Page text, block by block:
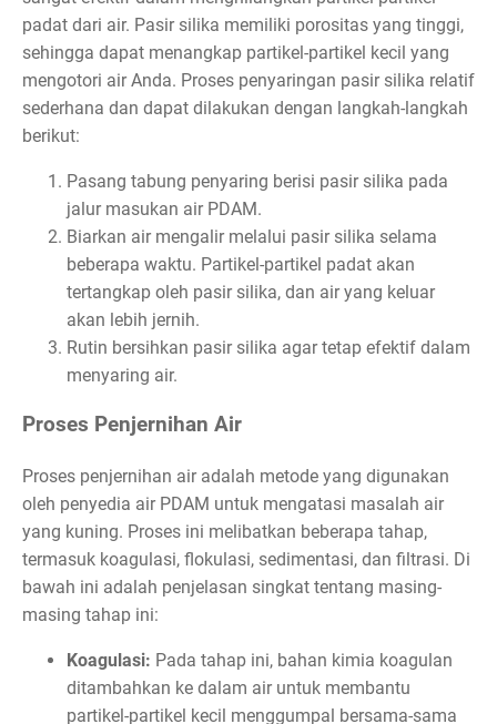
padat dari air. Pasir silika memiliki porositas yang tinggi,
sehingga dapat menangkap partikel-partikel kecil yang
mengotori air Anda. Proses penyaringan pasir silika relatif
sederhana dan dapat dilakukan dengan langkah-langkah
berikut:
Pasang tabung penyaring berisi pasir silika pada
jalur masukan air PDAM.
Biarkan air mengalir melalui pasir silika selama
beberapa waktu. Partikel-partikel padat akan
tertangkap oleh pasir silika, dan air yang keluar
akan lebih jernih.
Rutin bersihkan pasir silika agar tetap efektif dalam
menyaring air.
Proses Penjernihan Air
Proses penjernihan air adalah metode yang digunakan
oleh penyedia air PDAM untuk mengatasi masalah air
yang kuning. Proses ini melibatkan beberapa tahap,
termasuk koagulasi, flokulasi, sedimentasi, dan filtrasi. Di
bawah ini adalah penjelasan singkat tentang masing-
masing tahap ini:
Koagulasi: Pada tahap ini, bahan kimia koagulan
ditambahkan ke dalam air untuk membantu
partikel-partikel kecil menggumpal bersama-sama